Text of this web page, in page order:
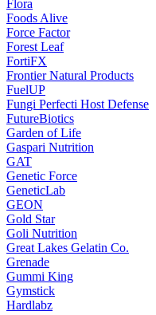
Flora
Foods Alive
Force Factor
Forest Leaf
FortiFX
Frontier Natural Products
FuelUP
Fungi Perfecti Host Defense
FutureBiotics
Garden of Life
Gaspari Nutrition
GAT
Genetic Force
GeneticLab
GEON
Gold Star
Goli Nutrition
Great Lakes Gelatin Co.
Grenade
Gummi King
Gymstick
Hardlabz